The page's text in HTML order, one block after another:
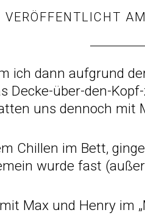
VERÖFFENTLICHT AM
ich dann aufgrund
Decke-über-den-
uns dennoch mit
Chillen im Bett,
wurde fast
Max und Henry im